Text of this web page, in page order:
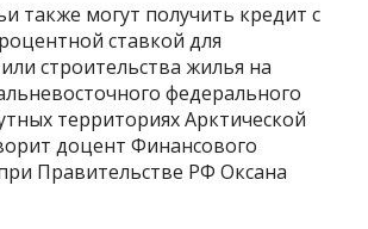
также могут получить кредит с
ставкой для
строительства жилья на
федерального
территориях Арктической
доцент Финансового
Правительстве РФ Оксана